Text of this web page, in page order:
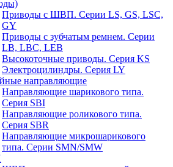
Приводы с ШВП. Серии LS, GS, LSC,
GY
Приводы с зубчатым ремнем. Серии
LB, LBC, LEB
Высокоточные приводы. Серия KS
Электроцилиндры. Серия LY
направляющие
Направляющие шарикового типа.
Серия SBI
Направляющие роликового типа.
Серия SBR
Направляющие микрошарикового
типа. Серии SMN/SMW